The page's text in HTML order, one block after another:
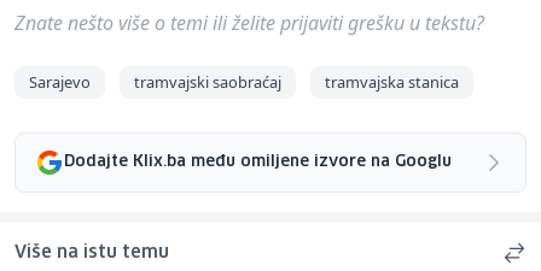
Znate nešto više o temi ili želite prijaviti grešku u tekstu?
Sarajevo tramvajski saobraćaj tramvajska stanica
Dodajte Klix.ba među omiljene izvore na Googlu
Više na istu temu